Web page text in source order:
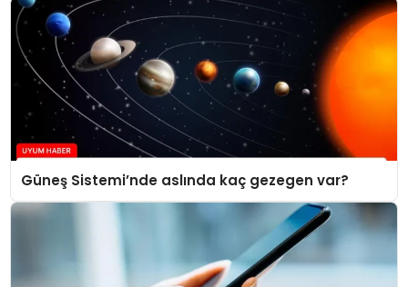
Güneş Sistemi’nde aslında kaç gezegen var?